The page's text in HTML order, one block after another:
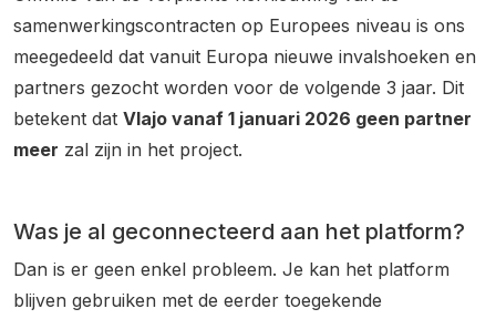
samenwerkingscontracten op Europees niveau is ons
meegedeeld dat vanuit Europa nieuwe invalshoeken en
partners gezocht worden voor de volgende 3 jaar. Dit
betekent dat Vlajo vanaf 1 januari 2026 geen partner
meer zal zijn in het project.
Was je al geconnecteerd aan het platform?
Dan is er geen enkel probleem. Je kan het platform
blijven gebruiken met de eerder toegekende